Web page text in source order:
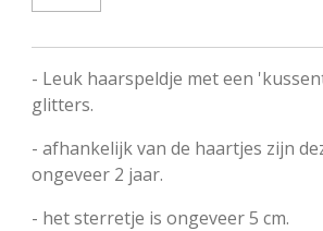
- Leuk haarspeldje met een
glitters.
- afhankelijk van de haartjes zijn
ongeveer 2 jaar.
- het sterretje is ongeveer 5 cm.